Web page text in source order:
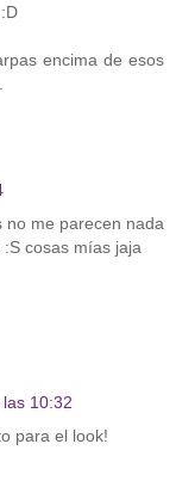
encima de esos
no me parecen nada
cosas mías jaja
10:32
para el look!